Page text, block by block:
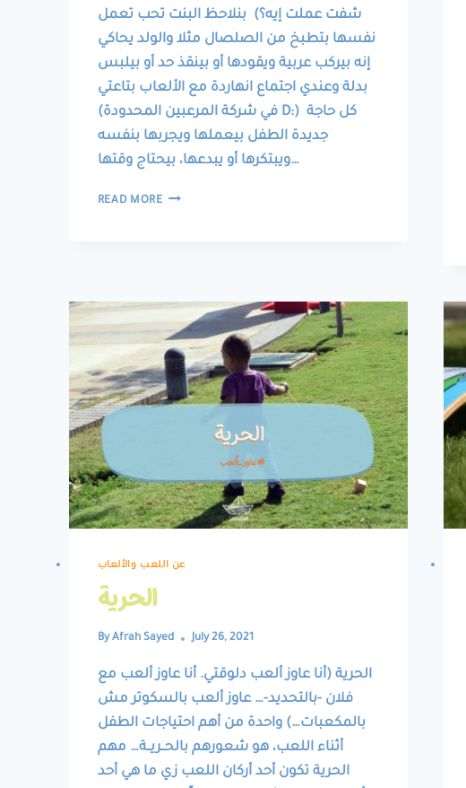
شفت عملت إيه؟) بنلاحظ البنت تحب تعمل
نفسها بتطبخ من الصلصال مثلا والولد يحاكي
إنه بيركب عربية ويقودها أو بينقذ حد أو بيلبس
بدلة وعندي اجتماع انهاردة مع الألعاب بتاعتي
(في شركة المرعبين المحدودة D:) كل حاجة
جديدة الطفل بيعملها ويجربها بنفسه
ويبتكرها أو يبدعها، بيحتاج وقتها…
READ MOREالثقة
عن اللعب والألعاب
الحرية
By Afrah Sayed July 26, 2021
الحرية (أنا عاوز ألعب دلوقتي. أنا عاوز ألعب مع
فلان -بالتحديد-… عاوز ألعب بالسكوتر مش
بالمكعبات…) واحدة من أهم احتياجات الطفل
أثناء اللعب، هو شعورهم بالحــريــة… مهم
الحرية تكون أحد أركان اللعب زي ما هي أحد